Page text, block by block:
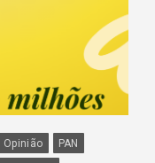
Opinião
PAN